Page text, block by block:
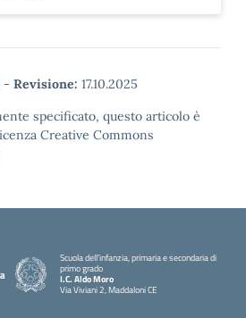
- Revisione: 17.10.2025
specificato, questo articolo è
Creative Commons
Scuola dell’infanzia, primaria e secondaria di
primo grado
I.C. Aldo Moro
Via Viviani 2, Maddaloni CE